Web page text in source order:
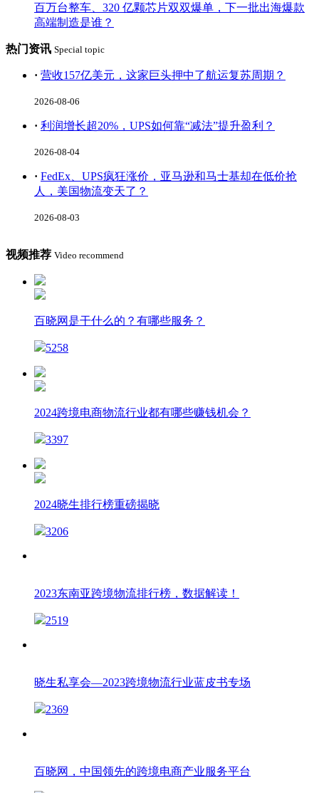
百万台整车、320 亿颗芯片双双爆单，下一批出海爆款
高端制造是谁？
热门资讯 Special topic
· 营收157亿美元，这家巨头押中了航运复苏周期？
2026-08-06
· 利润增长超20%，UPS如何靠“减法”提升盈利？
2026-08-04
· FedEx、UPS疯狂涨价，亚马逊和马士基却在低价抢
人，美国物流变天了？
2026-08-03
视频推荐 Video recommend
百晓网是干什么的？有哪些服务？
5258
2024跨境电商物流行业都有哪些赚钱机会？
3397
2024晓生排行榜重磅揭晓
3206
2023东南亚跨境物流排行榜，数据解读！
2519
晓生私享会—2023跨境物流行业蓝皮书专场
2369
百晓网，中国领先的跨境电商产业服务平台